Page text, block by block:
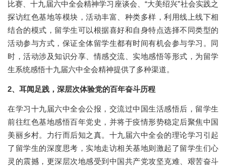
比赛、十九届六中全会精神学习座谈会、“大美绍兴”社会实践之
探访红色基地等模块，活动丰富、种类多样，利用线上线下相
结合的模式，留学生可以根据喜好和自身特点选择不同类型的
活动参与方式，保证全体留学生都有时间有机会参与学习。同
时，活动涉及知识分享、情感交流、实地感悟等形式，为留学
生系统感悟十九届六中全会精神提供了多种渠道。
2、耳闻足践，深层次体验党的百年奋斗历程
在学习十九届六中全会公报，交流过中国生活感悟后，留学生
前往红色基地感悟百年党史，并将于疫情形势稳定后聚焦中国
美丽乡村。力行而后知之真。十九届六中全会的理论学习引起
了留学生的深度思考，实地走访相关基地则激起了留学生们心
灵的震撼，更深层次地感受到中国共产党攻坚克难、艰苦奋斗